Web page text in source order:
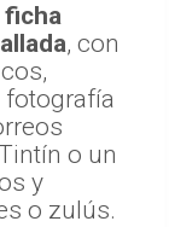
ficha
, con
fotografía
o un
y
o zulús.